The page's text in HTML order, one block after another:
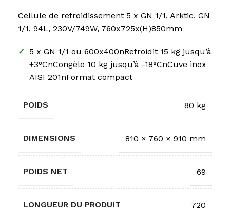
Cellule de refroidissement 5 x GN 1/1, Arktic, GN
1/1, 94L, 230V/749W, 760x725x(H)850mm
✓ 5 x GN 1/1 ou 600x400nRefroidit 15 kg jusqu’à
+3°CnCongèle 10 kg jusqu’à -18°CnCuve inox
AISI 201nFormat compact
POIDS 80 kg
DIMENSIONS 810 × 760 × 910 mm
POIDS NET 69
LONGUEUR DU PRODUIT 720